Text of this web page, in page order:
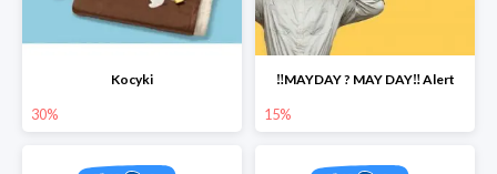
Kocyki
30%
‼️MAYDAY ? MAY DAY‼️ Alert
15%